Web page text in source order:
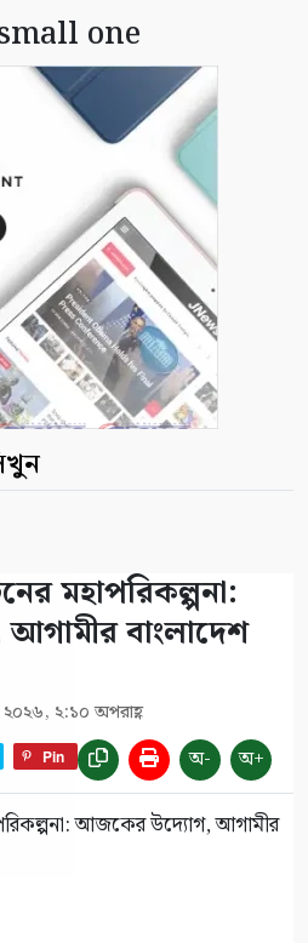
one
মহাপরিকল্পনা:
বাংলাদেশ
২:১০ অপরাহ্ণ
Pin অ- অ+